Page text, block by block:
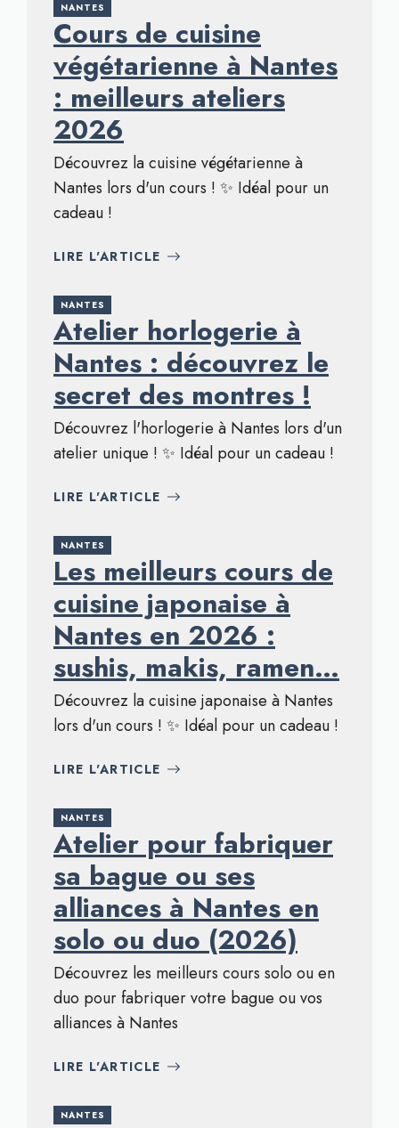
NANTES
Cours de cuisine
végétarienne à Nantes
: meilleurs ateliers
2026
Découvrez la cuisine végétarienne à
Nantes lors d'un cours ! ✨ Idéal pour un
cadeau !
LIRE L'ARTICLE
NANTES
Atelier horlogerie à
Nantes : découvrez le
secret des montres !
Découvrez l'horlogerie à Nantes lors d'un
atelier unique ! ✨ Idéal pour un cadeau !
LIRE L'ARTICLE
NANTES
Les meilleurs cours de
cuisine japonaise à
Nantes en 2026 :
sushis, makis, ramen…
Découvrez la cuisine japonaise à Nantes
lors d'un cours ! ✨ Idéal pour un cadeau !
LIRE L'ARTICLE
NANTES
Atelier pour fabriquer
sa bague ou ses
alliances à Nantes en
solo ou duo (2026)
Découvrez les meilleurs cours solo ou en
duo pour fabriquer votre bague ou vos
alliances à Nantes
LIRE L'ARTICLE
NANTES